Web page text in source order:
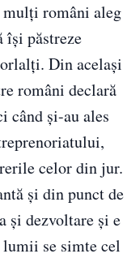
români aleg
își păstreze
Din același
români declară
când și-au ales
celor din jur.
și din punct de
și dezvoltare și e
se simte cel